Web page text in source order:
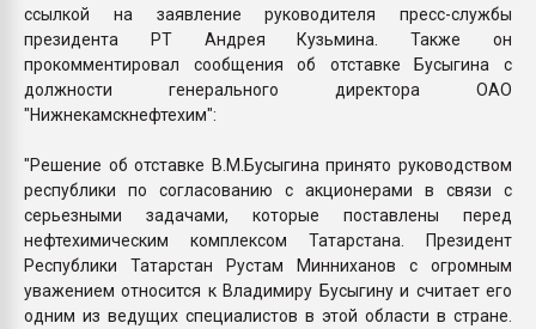
ссылкой на заявление руководителя пресс-службы
президента РТ Андрея Кузьмина. Также он
прокомментировал сообщения об отставке Бусыгина с
должности генерального директора ОАО
"Нижнекамскнефтехим":
"Решение об отставке В.М.Бусыгина принято руководством
республики по согласованию с акционерами в связи с
серьезными задачами, которые поставлены перед
нефтехимическим комплексом Татарстана. Президент
Республики Татарстан Рустам Минниханов с огромным
уважением относится к Владимиру Бусыгину и считает его
одним из ведущих специалистов в этой области в стране.